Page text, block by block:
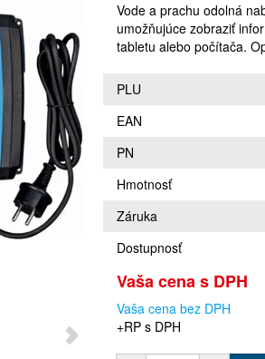
Vode a prachu odolná
umožňujúce zobraziť
tabletu alebo počítača.
PLU
EAN
PN
Hmotnosť
Záruka
Dostupnosť
Vaša cena s DPH
Vaša cena bez DPH
+RP s DPH